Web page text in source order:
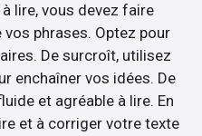
lire, vous devez faire
phrases. Optez pour
De surcroît, utilisez
enchaîner vos idées. De
et agréable à lire. En
et à corriger votre texte